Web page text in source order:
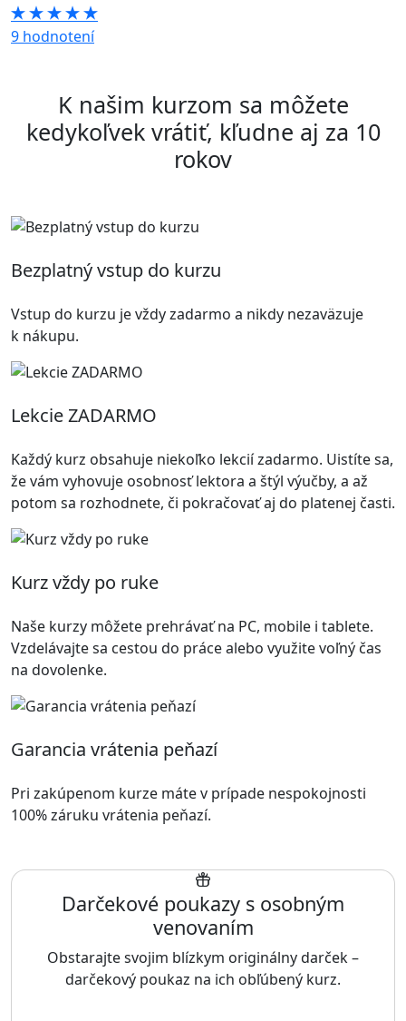
9 hodnotení
K našim kurzom sa môžete
kedykoľvek vrátiť, kľudne aj za 10
rokov
Bezplatný vstup do kurzu
Vstup do kurzu je vždy zadarmo a nikdy nezaväzuje
k nákupu.
Lekcie ZADARMO
Každý kurz obsahuje niekoľko lekcií zadarmo. Uistíte sa,
že vám vyhovuje osobnosť lektora a štýl výučby, a až
potom sa rozhodnete, či pokračovať aj do platenej časti.
Kurz vždy po ruke
Naše kurzy môžete prehrávať na PC, mobile i tablete.
Vzdelávajte sa cestou do práce alebo využite voľný čas
na dovolenke.
Garancia vrátenia peňazí
Pri zakúpenom kurze máte v prípade nespokojnosti
100% záruku vrátenia peňazí.
Darčekové poukazy s osobným
venovaním
Obstarajte svojim blízkym originálny darček –
darčekový poukaz na ich obľúbený kurz.